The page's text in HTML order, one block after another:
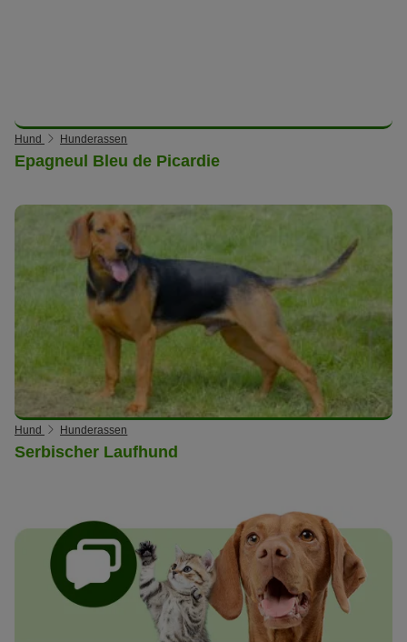
Hund Hunderassen
Epagneul Bleu de Picardie
Hund Hunderassen
Serbischer Laufhund